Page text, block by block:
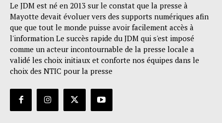
Le JDM est né en 2013 sur le constat que la presse à
Mayotte devait évoluer vers des supports numériques afin
que que tout le monde puisse avoir facilement accès à
l'information Le succès rapide du JDM qui s'est imposé
comme un acteur incontournable de la presse locale a
validé les choix initiaux et conforte nos équipes dans le
choix des NTIC pour la presse